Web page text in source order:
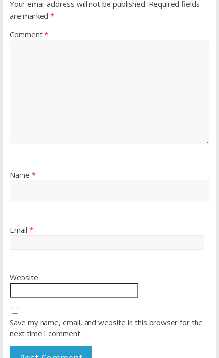
Your email address will not be published. Required fields
are marked *
Comment *
Name *
Email *
Website
Save my name, email, and website in this browser for the
next time I comment.